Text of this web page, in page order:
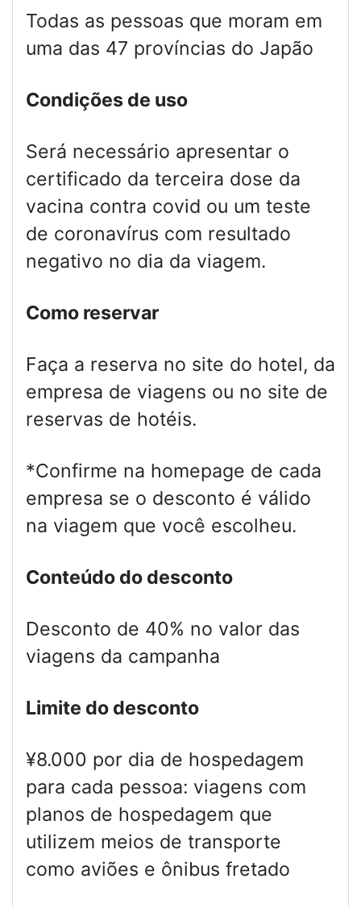
Todas as pessoas que moram em
uma das 47 províncias do Japão
Condições de uso
Será necessário apresentar o
certificado da terceira dose da
vacina contra covid ou um teste
de coronavírus com resultado
negativo no dia da viagem.
Como reservar
Faça a reserva no site do hotel, da
empresa de viagens ou no site de
reservas de hotéis.
*Confirme na homepage de cada
empresa se o desconto é válido
na viagem que você escolheu.
Conteúdo do desconto
Desconto de 40% no valor das
viagens da campanha
Limite do desconto
¥8.000 por dia de hospedagem
para cada pessoa: viagens com
planos de hospedagem que
utilizem meios de transporte
como aviões e ônibus fretado